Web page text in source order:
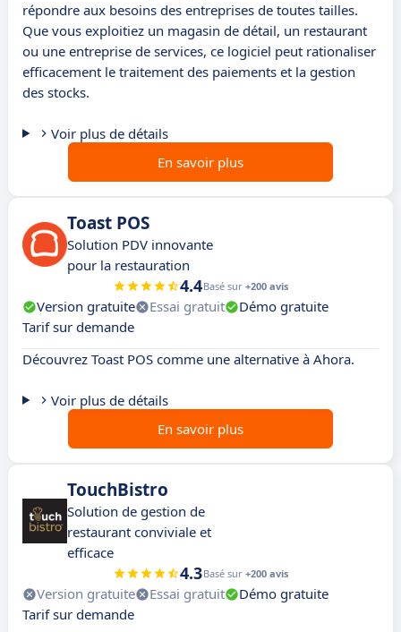
répondre aux besoins des entreprises de toutes tailles.
Que vous exploitiez un magasin de détail, un restaurant
ou une entreprise de services, ce logiciel peut rationaliser
efficacement le traitement des paiements et la gestion
des stocks.
Voir plus de détails
En savoir plus
Toast POS
Solution PDV innovante
pour la restauration
4.4Basé sur +200 avis
Version gratuite Essai gratuit
Démo gratuite
Tarif sur demande
Découvrez Toast POS comme une alternative à Ahora.
Voir plus de détails
En savoir plus
TouchBistro
Solution de gestion de
restaurant conviviale et
efficace
4.3Basé sur +200 avis
Version gratuite Essai gratuit
Démo gratuite
Tarif sur demande